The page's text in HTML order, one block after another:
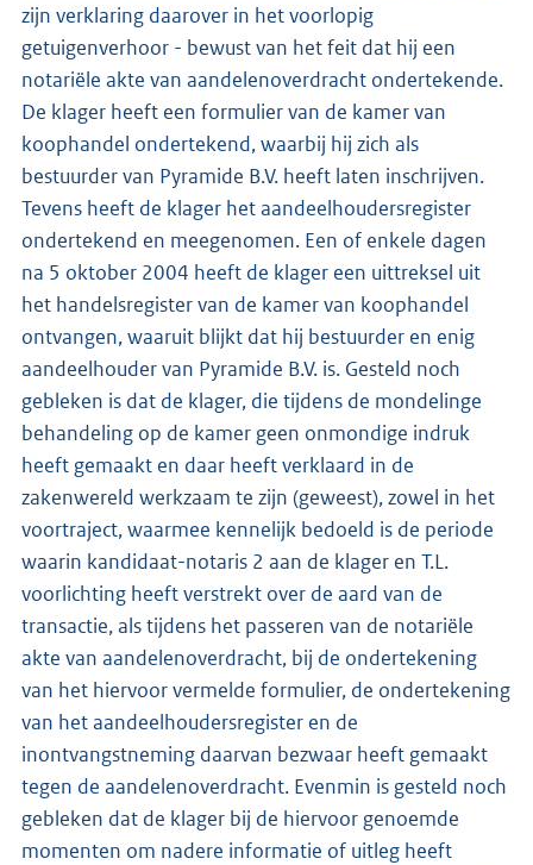
zijn verklaring daarover in het voorlopig
getuigenverhoor - bewust van het feit dat hij een
notariële akte van aandelenoverdracht ondertekende.
De klager heeft een formulier van de kamer van
koophandel ondertekend, waarbij hij zich als
bestuurder van Pyramide B.V. heeft laten inschrijven.
Tevens heeft de klager het aandeelhoudersregister
ondertekend en meegenomen. Een of enkele dagen
na 5 oktober 2004 heeft de klager een uittreksel uit
het handelsregister van de kamer van koophandel
ontvangen, waaruit blijkt dat hij bestuurder en enig
aandeelhouder van Pyramide B.V. is. Gesteld noch
gebleken is dat de klager, die tijdens de mondelinge
behandeling op de kamer geen onmondige indruk
heeft gemaakt en daar heeft verklaard in de
zakenwereld werkzaam te zijn (geweest), zowel in het
voortraject, waarmee kennelijk bedoeld is de periode
waarin kandidaat-notaris 2 aan de klager en T.L.
voorlichting heeft verstrekt over de aard van de
transactie, als tijdens het passeren van de notariële
akte van aandelenoverdracht, bij de ondertekening
van het hiervoor vermelde formulier, de ondertekening
van het aandeelhoudersregister en de
inontvangstneming daarvan bezwaar heeft gemaakt
tegen de aandelenoverdracht. Evenmin is gesteld noch
gebleken dat de klager bij de hiervoor genoemde
momenten om nadere informatie of uitleg heeft